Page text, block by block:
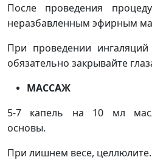
После проведения
неразбавленным эфирным
При проведении
обязательно закрывайте
МАССАЖ
5-7 капель на 10 мл
основы.
При лишнем весе, целлюлите.